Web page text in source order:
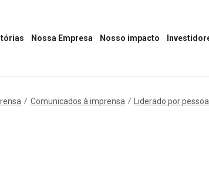
Nossa Empresa Nosso impacto
Comunicados à imprensa Liderado por